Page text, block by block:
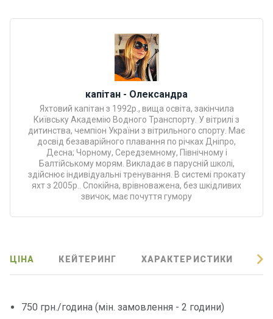
капітан - Олександра
Яхтовий капітан з 1992р., вища освіта, закінчила
Київську Академію Водного Транспорту. У вітрилі з
дитинства, чемпіон України з вітрильного спорту. Має
досвід безаварійного плавання по річках Дніпро,
Десна; Чорному, Середземному, Північному і
Балтійському морям. Викладає в парусній школі,
здійснює індивідуальні тренування. В системі прокату
яхт з 2005р.. Спокійна, врівноважена, без шкідливих
звичок, має почуття гумору
ЦІНА КЕЙТЕРИНГ ХАРАКТЕРИСТИКИ
750 грн./година (мін. замовлення - 2 години)
Подару
нкові
сертифі
кати
Розваг
янки